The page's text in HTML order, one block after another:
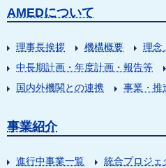
AMEDについて
理事長挨拶 機構概要
理念
中長期計画・年度計画・報告等
国内外機関との連携
事業・推
事業紹介
進行中事業一覧
統合プロジェ